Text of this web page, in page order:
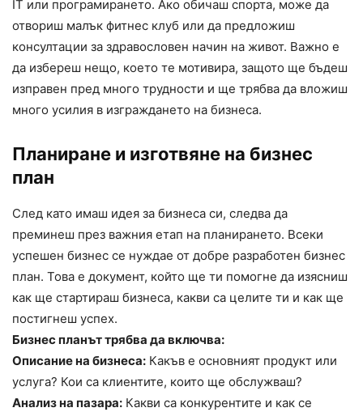
IT или програмирането. Ако обичаш спорта, може да
отвориш малък фитнес клуб или да предложиш
консултации за здравословен начин на живот. Важно е
да избереш нещо, което те мотивира, защото ще бъдеш
изправен пред много трудности и ще трябва да вложиш
много усилия в изграждането на бизнеса.
Планиране и изготвяне на бизнес
план
След като имаш идея за бизнеса си, следва да
преминеш през важния етап на планирането. Всеки
успешен бизнес се нуждае от добре разработен бизнес
план. Това е документ, който ще ти помогне да изясниш
как ще стартираш бизнеса, какви са целите ти и как ще
постигнеш успех.
Бизнес планът трябва да включва:
Описание на бизнеса: Какъв е основният продукт или
услуга? Кои са клиентите, които ще обслужваш?
Анализ на пазара: Какви са конкурентите и как се